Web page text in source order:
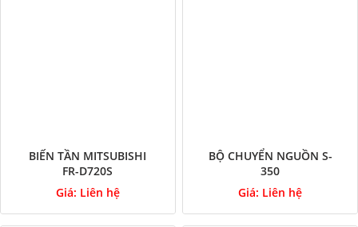
BIẾN TẦN MITSUBISHI
FR-D720S
Giá: Liên hệ
BỘ CHUYỂN NGUỒN S-
350
Giá: Liên hệ